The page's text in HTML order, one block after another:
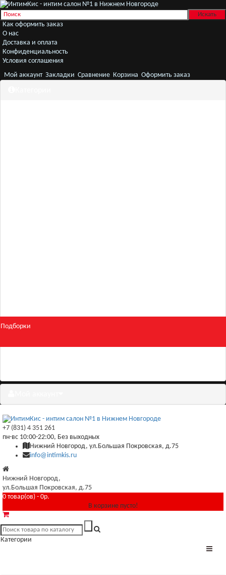
Как оформить заказ
О нас
Доставка и оплата
Конфиденциальность
Условия соглашения
Мой аккаунт Закладки Сравнение Корзина Оформить заказ
Подборки
+7 (831) 4 351 261
пн-вс 10:00-22:00, Без выходных
Нижний Новгород, ул.Большая Покровская, д.75
info@intimkis.ru
Нижний Новгород,
ул.Большая Покровская, д.75
0 товар(ов) - 0р.
В корзине пусто!
Категории